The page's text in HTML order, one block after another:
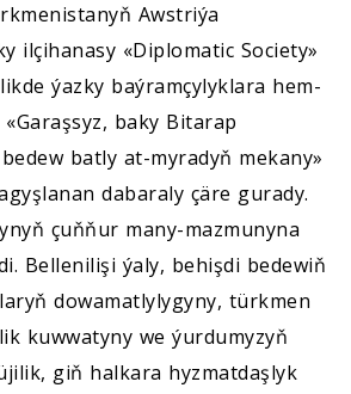
Awstriýa
ilçihanasy «Diplomatic Society»
ýazky baýramçylyklara hem-
baky Bitarap
batly at-myradyň mekany»
dabaraly çäre gurady.
çuňňur many-mazmunyna
Bellenilişi ýaly, behişdi bedewiň
dowamatlylygyny, türkmen
kuwwatyny we ýurdumyzyň
giň halkara hyzmatdaşlyk